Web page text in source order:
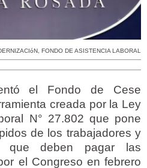
, FONDO DE ASISTENCIA LABORAL
el Fondo de Cese
creada por la Ley
N° 27.802 que pone
de los trabajadores y
que deben pagar las
el Congreso en febrero